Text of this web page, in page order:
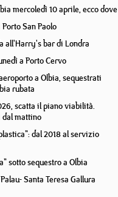
mercoledì 10 aprile, ecco dove
San Paolo
all'Harry's bar di Londra
a Porto Cervo
a Olbia, sequestrati
rubata
scatta il piano viabilità.
mattino
dal 2018 al servizio
sotto sequestro a Olbia
Santa Teresa Gallura